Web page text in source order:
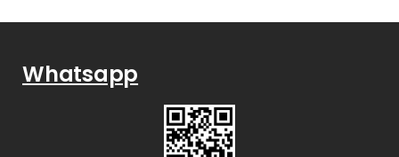
Whatsapp